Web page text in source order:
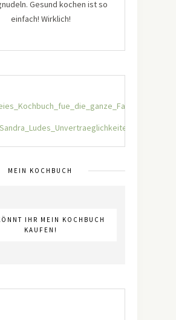
Gesund kochen ist so
einfach! Wirklich!
MEIN KOCHBUCH
IHR MEIN KOCHBUCH
KAUFEN!